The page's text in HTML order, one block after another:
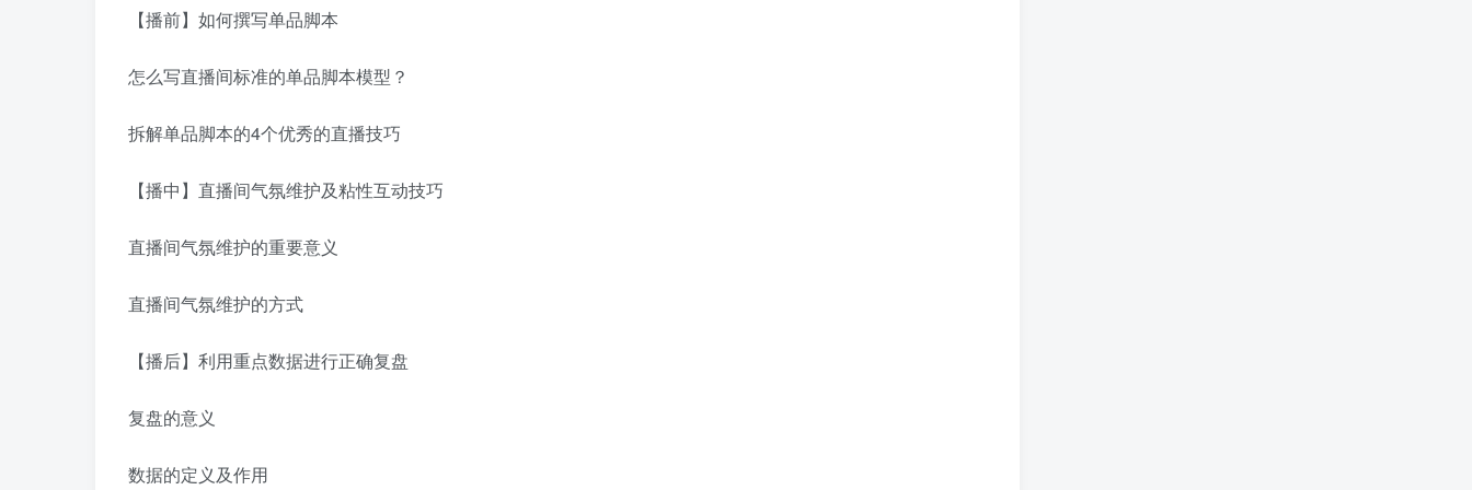
【播前】如何撰写单品脚本
怎么写直播间标准的单品脚本模型？
拆解单品脚本的4个优秀的直播技巧
【播中】直播间气氛维护及粘性互动技巧
直播间气氛维护的重要意义
直播间气氛维护的方式
【播后】利用重点数据进行正确复盘
复盘的意义
数据的定义及作用